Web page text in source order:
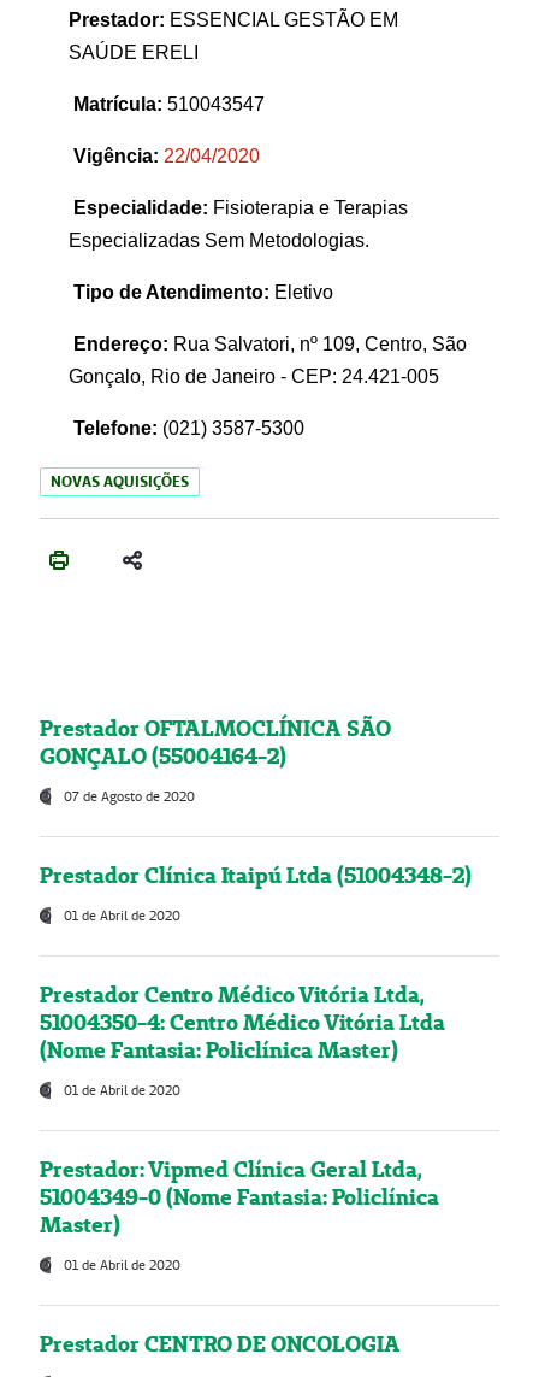
Prestador: ESSENCIAL GESTÃO EM
SAÚDE ERELI
Matrícula: 510043547
Vigência: 22/04/2020
Especialidade: Fisioterapia e Terapias
Especializadas Sem Metodologias.
Tipo de Atendimento: Eletivo
Endereço: Rua Salvatori, nº 109, Centro, São
Gonçalo, Rio de Janeiro - CEP: 24.421-005
Telefone: (021) 3587-5300
NOVAS AQUISIÇÕES
Prestador OFTALMOCLÍNICA SÃO
GONÇALO (55004164-2)
07 de Agosto de 2020
Prestador Clínica Itaipú Ltda (51004348-2)
01 de Abril de 2020
Prestador Centro Médico Vitória Ltda,
51004350-4: Centro Médico Vitória Ltda
(Nome Fantasia: Policlínica Master)
01 de Abril de 2020
Prestador: Vipmed Clínica Geral Ltda,
51004349-0 (Nome Fantasia: Policlínica
Master)
01 de Abril de 2020
Prestador CENTRO DE ONCOLOGIA